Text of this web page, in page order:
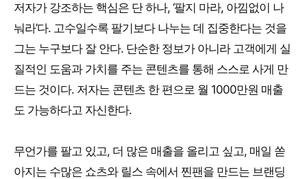
저자가 강조하는 핵심은 단 하나, ‘팔지 마라, 아낌없이 나
눠라’다. 고수일수록 팔기보다 나누는 데 집중한다는 것을
그는 누구보다 잘 안다. 단순한 정보가 아니라 고객에게 실
질적인 도움과 가치를 주는 콘텐츠를 통해 스스로 사게 만
드는 것이다. 저자는 콘텐츠 한 편으로 월 1000만원 매출
도 가능하다고 자신한다.
무언가를 팔고 있고, 더 많은 매출을 올리고 싶고, 매일 쏟
아지는 수많은 쇼츠와 릴스 속에서 찐팬을 만드는 브랜딩